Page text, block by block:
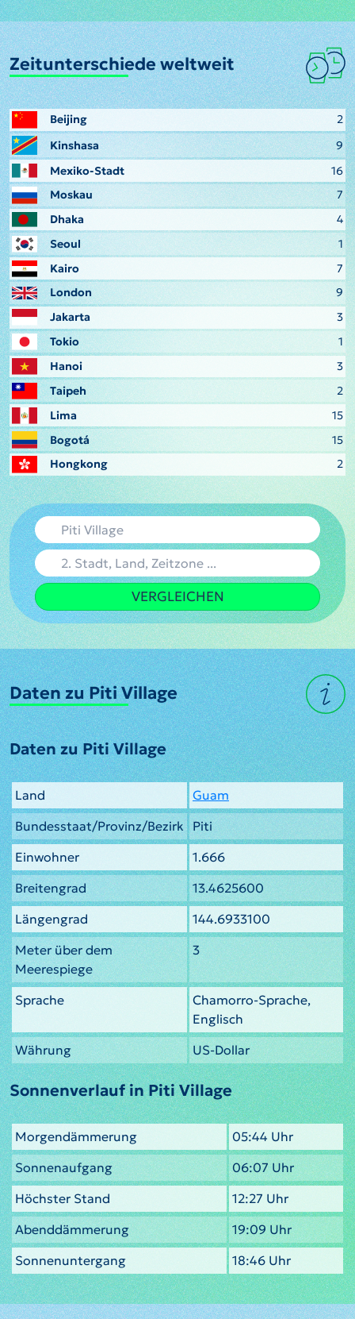
Zeitunterschiede weltweit
Beijing
2
Kinshasa
9
Mexiko-Stadt
16
Moskau
7
Dhaka
4
Seoul
1
Kairo
7
London
9
Jakarta
3
Tokio
1
Hanoi
3
Taipeh
2
Lima
15
Bogotá
15
Hongkong
2
VERGLEICHEN
Daten zu Piti Village
Daten zu Piti Village
Land
Guam
Bundesstaat/Provinz/Bezirk
Piti
Einwohner
1.666
Breitengrad
13.4625600
Längengrad
144.6933100
Meter über dem
Meerespiege
3
Sprache
Chamorro-Sprache,
Englisch
Währung
US-Dollar
Sonnenverlauf in Piti Village
Morgendämmerung
05:44 Uhr
Sonnenaufgang
06:07 Uhr
Höchster Stand
12:27 Uhr
Abenddämmerung
19:09 Uhr
Sonnenuntergang
18:46 Uhr